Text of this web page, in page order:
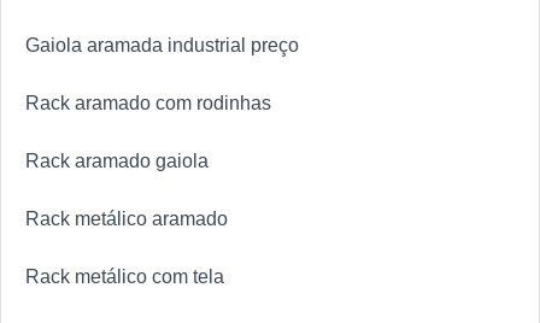
Gaiola aramada industrial preço
Rack aramado com rodinhas
Rack aramado gaiola
Rack metálico aramado
Rack metálico com tela